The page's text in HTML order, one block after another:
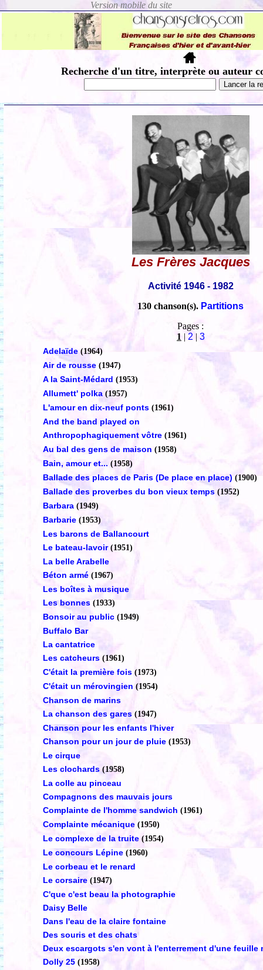
Recherche d'un titre, interprète ou auteur
Les Frères Jacques
Activité 1946 - 1982
130 chanson(s). Partitions
Pages :
1 | 2 | 3
Adelaïde (1964)
Air de rousse (1947)
A la Saint-Médard (1953)
Allumett' polka (1957)
L'amour en dix-neuf ponts (1961)
And the band played on
Anthropophagiquement vôtre (1961)
Au bal des gens de maison (1958)
Bain, amour et... (1958)
Ballade des places de Paris (De place en place) (1900)
Ballade des proverbes du bon vieux temps (1952)
Barbara (1949)
Barbarie (1953)
Les barons de Ballancourt
Le bateau-lavoir (1951)
La belle Arabelle
Béton armé (1967)
Les boîtes à musique
Les bonnes (1933)
Bonsoir au public (1949)
Buffalo Bar
La cantatrice
Les catcheurs (1961)
C'était la première fois (1973)
C'était un mérovingien (1954)
Chanson de marins
La chanson des gares (1947)
Chanson pour les enfants l'hiver
Chanson pour un jour de pluie (1953)
Le cirque
Les clochards (1958)
La colle au pinceau
Compagnons des mauvais jours
Complainte de l'homme sandwich (1961)
Complainte mécanique (1950)
Le complexe de la truite (1954)
Le concours Lépine (1960)
Le corbeau et le renard
Le corsaire (1947)
C'que c'est beau la photographie
Daisy Belle
Dans l'eau de la claire fontaine
Des souris et des chats
Deux escargots s'en vont à l'enterrement d'une feuille
Dolly 25 (1958)